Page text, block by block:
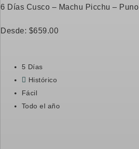
6 Días Cusco – Machu Picchu – Puno
Desde: $659.00
5 Días
Histórico
Fácil
Todo el año